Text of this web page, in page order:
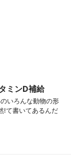
ミンD補給
いろんな動物の形
!て書いてあるんだ